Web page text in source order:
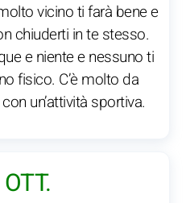
vicino ti farà bene e
chiuderti in te stesso.
e niente e nessuno ti
fisico. C’è molto da
un’attività sportiva.
OTT.